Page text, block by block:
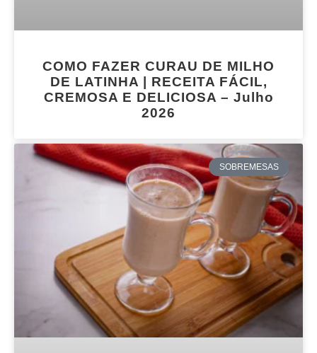
COMO FAZER CURAU DE MILHO
DE LATINHA | RECEITA FÁCIL,
CREMOSA E DELICIOSA – Julho
2026
SOBREMESAS